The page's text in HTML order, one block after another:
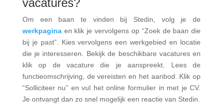
Om een baan te vinden bij Stedin, volg je de
werkpaginaen klik je vervolgens op “Zoek de baan die
bij je past”. Kies vervolgens een werkgebied en locatie
die je interesseren. Bekijk de beschikbare vacatures en
klik op de vacature die je aanspreekt. Lees de
functieomschrijving, de vereisten en het aanbod. Klik op
“Solliciteer nu” en vul het online formulier in met je CV.
Je ontvangt dan zo snel mogelijk een reactie van Stedin.